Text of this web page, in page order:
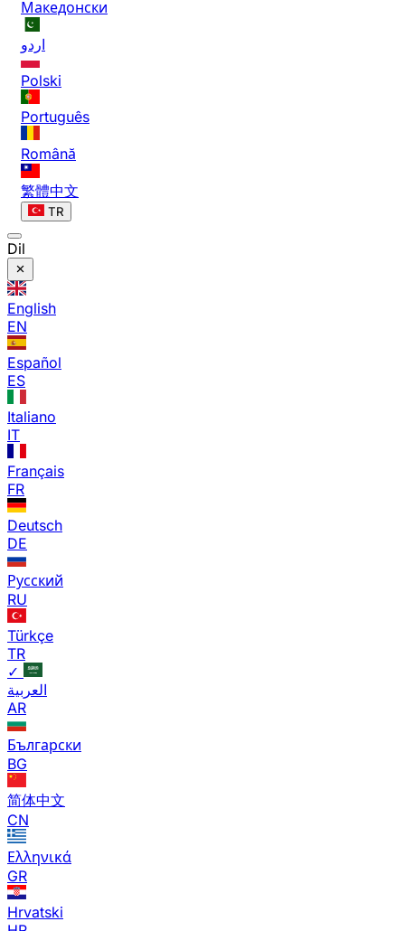
Македонски
اردو
Polski
Português
Română
繁體中文
TR
Dil
English
EN
Español
ES
Italiano
IT
Français
FR
Deutsch
DE
Русский
RU
Türkçe
TR
✓
العربية
AR
Български
BG
简体中文
CN
Ελληνικά
GR
Hrvatski